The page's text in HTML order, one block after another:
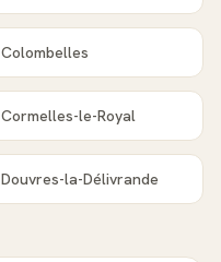
Colombelles
Cormelles-le-Royal
Douvres-la-Délivrande